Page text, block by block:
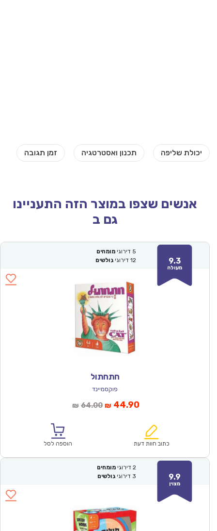
אנשים שצפו במוצר הזה התעניינו
גם ב
9.3
מעולה
5 דירוגי מומחים
12 דירוגי גולשים
חתחתול
פוקסמיינד
₪ 64.00המחיר
₪64.00.
₪ 44.90המחיר
הוא:
כתוב חוות דעת הוספה לסל
9.9
מצוין
2 דירוגי מומחים
3 דירוגי גולשים